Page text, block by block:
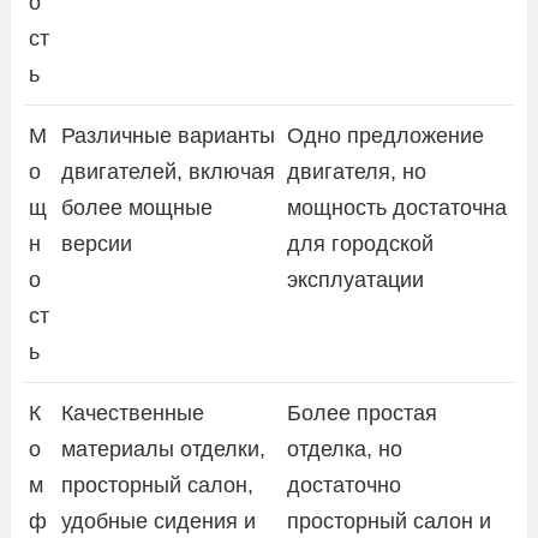
ст
ь
М
о
щ
н
о
ст
ь
Различные варианты
двигателей, включая
более мощные
версии
Одно предложение
двигателя, но
мощность достаточна
для городской
эксплуатации
К
о
м
ф
Качественные
материалы отделки,
просторный салон,
удобные сидения и
Более простая
отделка, но
достаточно
просторный салон и